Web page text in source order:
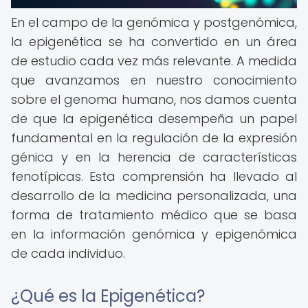
En el campo de la genómica y postgenómica,
la epigenética se ha convertido en un área
de estudio cada vez más relevante. A medida
que avanzamos en nuestro conocimiento
sobre el genoma humano, nos damos cuenta
de que la epigenética desempeña un papel
fundamental en la regulación de la expresión
génica y en la herencia de características
fenotípicas. Esta comprensión ha llevado al
desarrollo de la medicina personalizada, una
forma de tratamiento médico que se basa
en la información genómica y epigenómica
de cada individuo.
¿Qué es la Epigenética?